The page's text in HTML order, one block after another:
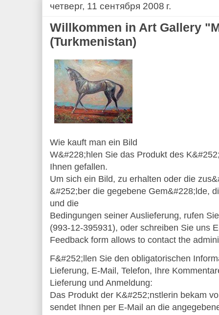
четверг, 11 сентября 2008 г.
Willkommen in Art Gallery
(Turkmenistan)
Wie kauft man ein Bild
W&#228;hlen Sie das Produkt des
Ihnen gefallen.
Um sich ein Bild, zu erhalten oder die
&#252;ber die gegebene Gem&#228;lde,
und die
Bedingungen seiner Auslieferung, rufen
(993-12-395931), oder schreiben Sie uns
Feedback form allows to contact the
F&#252;llen Sie den obligatorischen
Lieferung, E-Mail, Telefon, Ihre
Lieferung und Anmeldung:
Das Produkt der K&#252;nstlerin bekam
sendet Ihnen per E-Mail an die